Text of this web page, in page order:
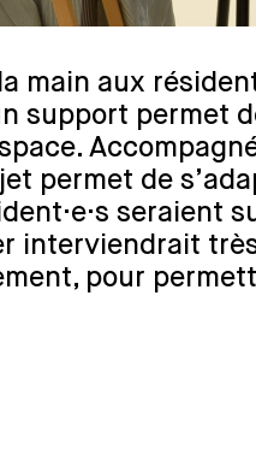
main aux
support permet
permet de
seraient
interviendrait
pour